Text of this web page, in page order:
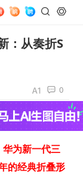
：从奏折S
0
华为新一代三
的经典折叠形